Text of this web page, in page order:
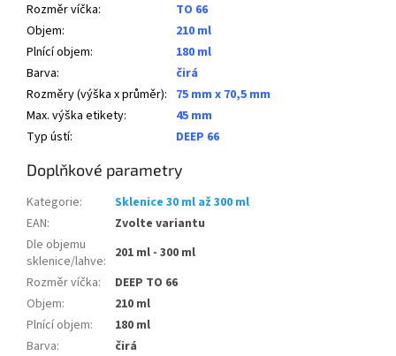
Rozměr víčka:
TO 66
Objem:
210 ml
Plnící objem:
180 ml
Barva:
čirá
Rozměry (výška x průměr): 75 mm x 70,5 mm
Max. výška etikety:
45 mm
Typ ústí: DEEP 66
Doplňkové parametry
Kategorie:
Sklenice 30 ml až 300 ml
EAN:
Zvolte variantu
Dle objemu
sklenice/lahve: 201 ml - 300 ml
Rozměr víčka:
DEEP TO 66
Objem:
210 ml
Plnící objem:
180 ml
Barva:
čirá